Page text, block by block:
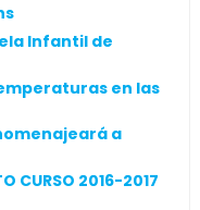
Infantil de
en las
a
CURSO 2016-2017